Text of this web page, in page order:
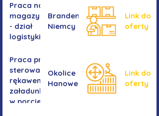
Praca na
magazynie
- dział
logistyki
Brandenburgia,
Niemcy
Link do
oferty
Praca przy
sterowaniu
rękawem
załadunkowym
w porcie
Okolice
Hanower
Link do
oferty